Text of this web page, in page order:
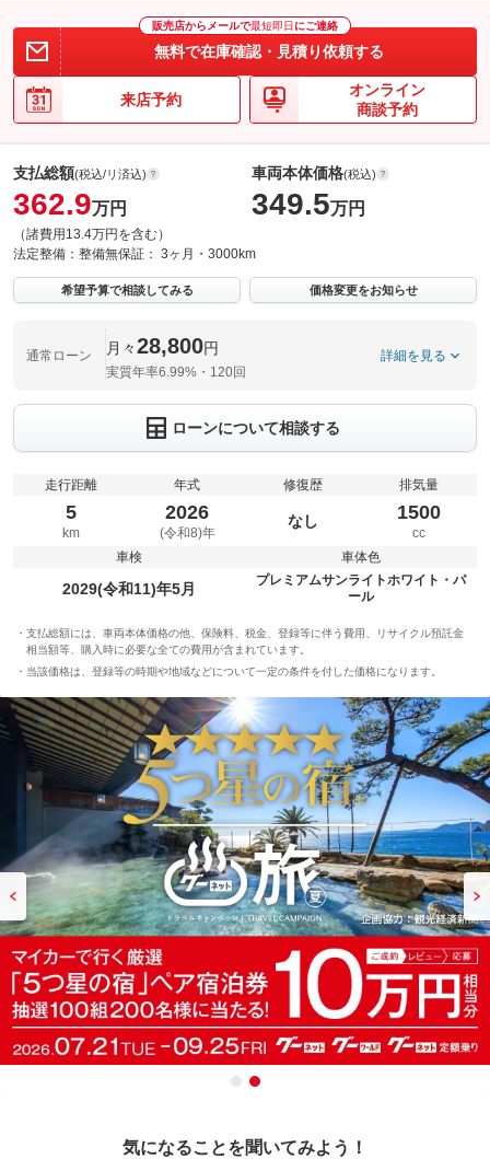
販売店からメールで最短即日 にご連絡
無料で在庫確認・見積り依頼する
来店予約
オンライン
商談予約
支払総額(税込/リ済込)
362.9万円
（諸費用13.4万円を含む）
車両本体価格(税込)
349.5万円
法定整備： 整備無保証： 3ヶ月・3000km
希望予算で相談してみる 価格変更をお知らせ
通常ローン 月々28,800円
実質年率6.99%・120回
詳細を見る
ローンについて相談する
走行距離
5
km
年式
2026
(令和8)年
修復歴
なし
排気量
1500
cc
車検
2029(令和11)年5月
車体色
プレミアムサンライトホワイト・パ
ール
支払総額には、車両本体価格の他、保険料、税金、登録等に伴う費用、リサイクル預託金
相当額等、購入時に必要な全ての費用が含まれています。
当該価格は、登録等の時期や地域などについて一定の条件を付した価格になります。
気になることを聞いてみよう！